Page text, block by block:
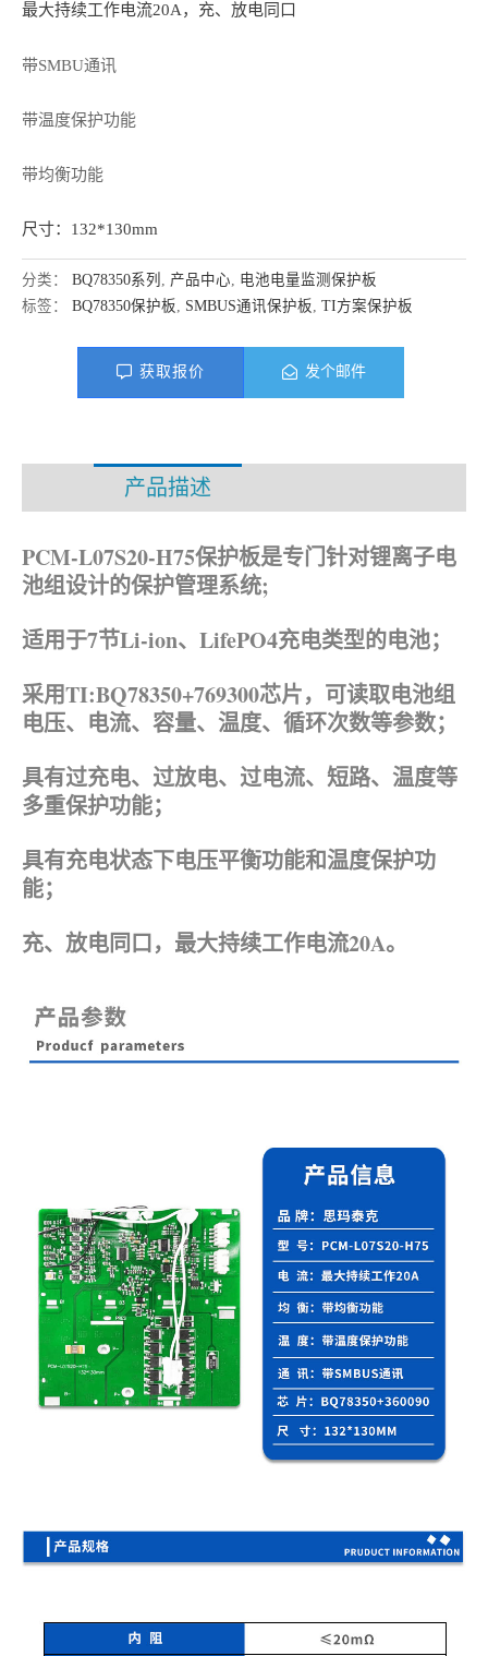
最大持续工作电流20A，充、放电同口
带SMBU通讯
带温度保护功能
带均衡功能
尺寸：132*130mm
分类： BQ78350系列 , 产品中心, 电池电量监测保护板
标签： BQ78350保护板, SMBUS通讯保护板, TI方案保护板
获取报价 发个邮件
产品描述
PCM-L07S20-H75保护板是专门针对锂离子电
池组设计的保护管理系统;
适用于7节Li-ion、 LifePO4充电类型的电池；
采用TI:BQ78350+769300芯片，可读取电池组
电压、电流、容量、温度、循环次数等参数；
具有过充电、过放电、过电流、短路、温度等
多重保护功能；
具有充电状态下电压平衡功能和温度保护功
能；
充、放电同口，最大持续工作电流20A。